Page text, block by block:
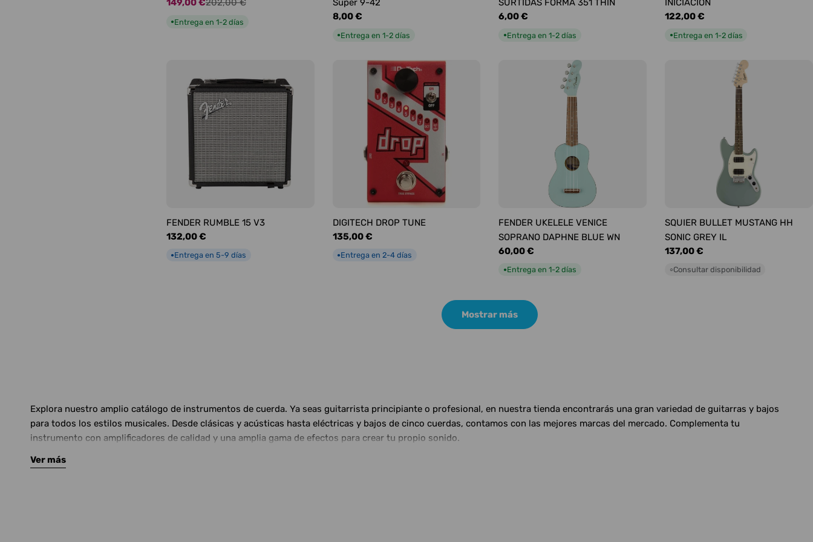
Precio
de
149,00 €
Precio
habitual
202,00 €
●Entrega en 1-2 días
Super 9-42
Precio
8,00 €
●Entrega en 1-2 días
SURTIDAS FORMA 351 THIN
Precio
6,00 €
●Entrega en 1-2 días
INICIACIÓN
Precio
122,00 €
●Entrega en 1-2 días
FENDER RUMBLE 15 V3
Precio
132,00 €
●Entrega en 5-9 días
DIGITECH DROP TUNE
Precio
135,00 €
●Entrega en 2-4 días
FENDER UKELELE VENICE
SOPRANO DAPHNE BLUE WN
Precio
60,00 €
●Entrega en 1-2 días
SQUIER BULLET MUSTANG HH
SONIC GREY IL
Precio
137,00 €
○Consultar disponibilidad
Mostrar más
Explora nuestro amplio catálogo de instrumentos de cuerda. Ya seas guitarrista principiante o profesional, en nuestra tienda encontrarás una gran variedad de guitarras y bajos
para todos los estilos musicales. Desde clásicas y acústicas hasta eléctricas y bajos de cinco cuerdas, contamos con las mejores marcas del mercado. Complementa tu
instrumento con amplificadores de calidad y una amplia gama de efectos para crear tu propio sonido.
Ver más